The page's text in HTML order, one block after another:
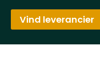
Vind leverancier